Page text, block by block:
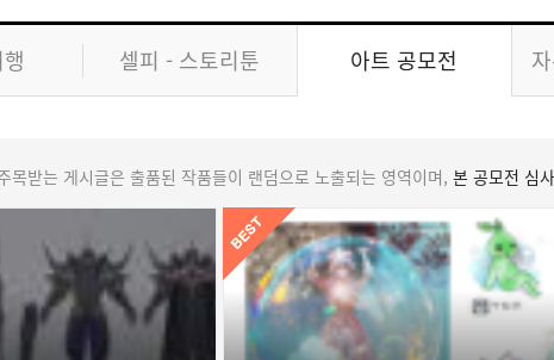
색
셀피 - 스토리툰 아트 공모전
목받는 게시글은 출품된 작품들이 랜덤으로 노출되는 영역이며, 본 공모전 심